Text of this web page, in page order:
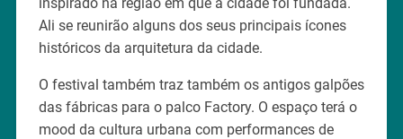
Ali se reunirão alguns dos seus principais ícones
históricos da arquitetura da cidade.
O festival também traz também os antigos galpões
das fábricas para o palco Factory. O espaço terá o
mood da cultura urbana com performances de